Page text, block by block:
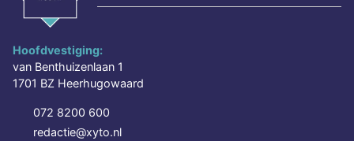
Hoofdvestiging:
van Benthuizenlaan 1
1701 BZ Heerhugowaard
072 8200 600
redactie@xyto.nl